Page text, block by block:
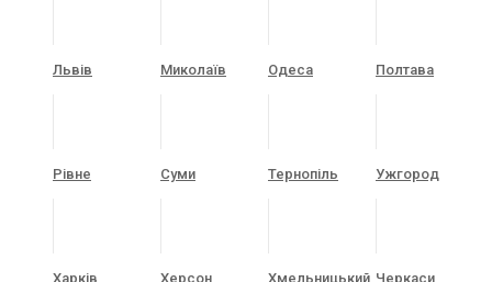
Львів Миколаїв Одеса Полтава
Рівне Суми Тернопіль Ужгород
Харків Херсон Хмельницький Черкаси